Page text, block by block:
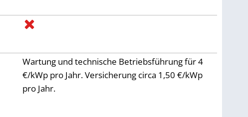
Wartung und technische Betriebsführung für 4
€/kWp pro Jahr. Versicherung circa 1,50 €/kWp
pro Jahr.